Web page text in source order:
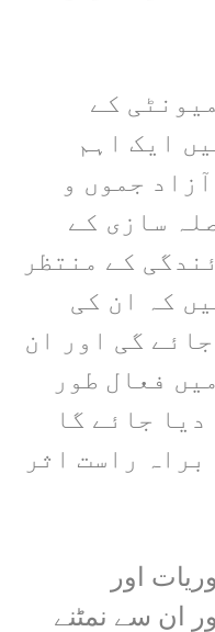
کے
ایک اہم
جموں و
سازی کے
کے منتظر
کہ ان کی
گی اور ان
فعال طور
جائے گا
راست اثر
اور
ان سے نمٹنے